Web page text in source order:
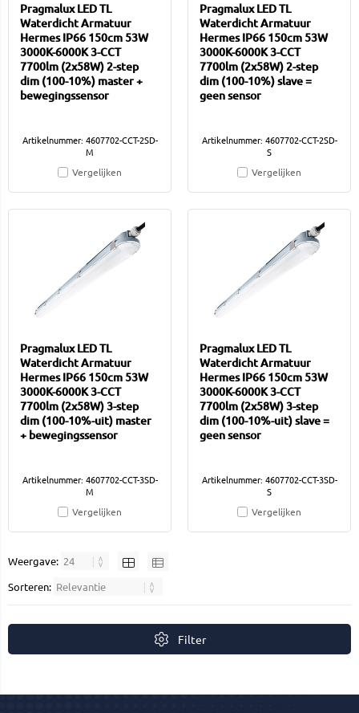
Pragmalux LED TL
Waterdicht Armatuur
Hermes IP66 150cm 53W
3000K-6000K 3-CCT
7700lm (2x58W) 2-step
dim (100-10%) master +
bewegingssensor
Artikelnummer: 4607702-CCT-2SD-
M
Vergelijken
Pragmalux LED TL
Waterdicht Armatuur
Hermes IP66 150cm 53W
3000K-6000K 3-CCT
7700lm (2x58W) 2-step
dim (100-10%) slave =
geen sensor
Artikelnummer: 4607702-CCT-2SD-
S
Vergelijken
Pragmalux LED TL
Waterdicht Armatuur
Hermes IP66 150cm 53W
3000K-6000K 3-CCT
7700lm (2x58W) 3-step
dim (100-10%-uit) master
+ bewegingssensor
Artikelnummer: 4607702-CCT-3SD-
M
Vergelijken
Pragmalux LED TL
Waterdicht Armatuur
Hermes IP66 150cm 53W
3000K-6000K 3-CCT
7700lm (2x58W) 3-step
dim (100-10%-uit) slave =
geen sensor
Artikelnummer: 4607702-CCT-3SD-
S
Vergelijken
Weergave:
Sorteren:
Filter